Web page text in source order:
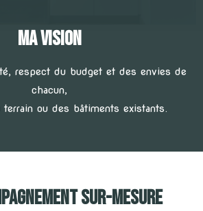
MA VISION
respect du budget et des envies de
chacun,
ou des bâtiments existants.
SUR-MESURE